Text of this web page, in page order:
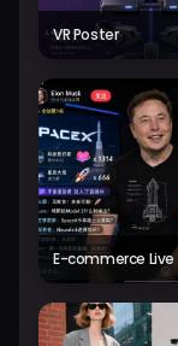
VR Poster
E-commerce Live